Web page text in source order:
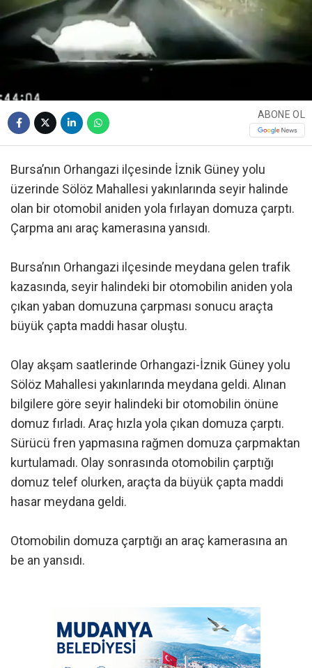
ABONE OL
Bursa’nın Orhangazi ilçesinde İznik Güney yolu
üzerinde Sölöz Mahallesi yakınlarında seyir halinde
olan bir otomobil aniden yola fırlayan domuza çarptı.
Çarpma anı araç kamerasına yansıdı.
Bursa’nın Orhangazi ilçesinde meydana gelen trafik
kazasında, seyir halindeki bir otomobilin aniden yola
çıkan yaban domuzuna çarpması sonucu araçta
büyük çapta maddi hasar oluştu.
Olay akşam saatlerinde Orhangazi-İznik Güney yolu
Sölöz Mahallesi yakınlarında meydana geldi. Alınan
bilgilere göre seyir halindeki bir otomobilin önüne
domuz fırladı. Araç hızla yola çıkan domuza çarptı.
Sürücü fren yapmasına rağmen domuza çarpmaktan
kurtulamadı. Olay sonrasında otomobilin çarptığı
domuz telef olurken, araçta da büyük çapta maddi
hasar meydana geldi.
Otomobilin domuza çarptığı an araç kamerasına an
be an yansıdı.